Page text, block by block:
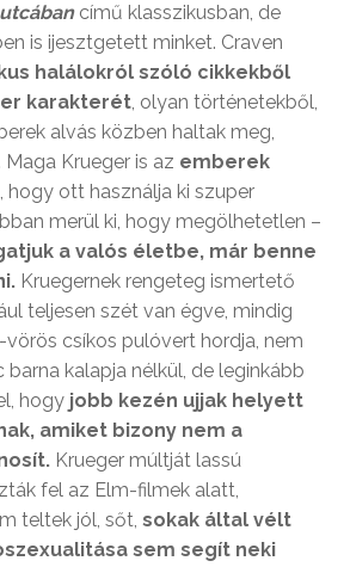
című klasszikusban, de
is ijesztgetett minket. Craven
halálokról szóló cikkekből
karakterét, olyan történetekből,
alvás közben haltak meg,
Krueger is az emberek
, hogy ott használja ki szuper
merül ki, hogy megölhetetlen –
a valós életbe, már benne
Kruegernek rengeteg ismertető
teljesen szét van égve, mindig
csíkos pulóvert hordja, nem
kalapja nélkül, de leginkább
hogy jobb kezén ujjak helyett
amiket bizony nem a
Krueger múltját lassú
fel az Elm-filmek alatt,
teltek jól, sőt, sokak által vélt
sem segít neki